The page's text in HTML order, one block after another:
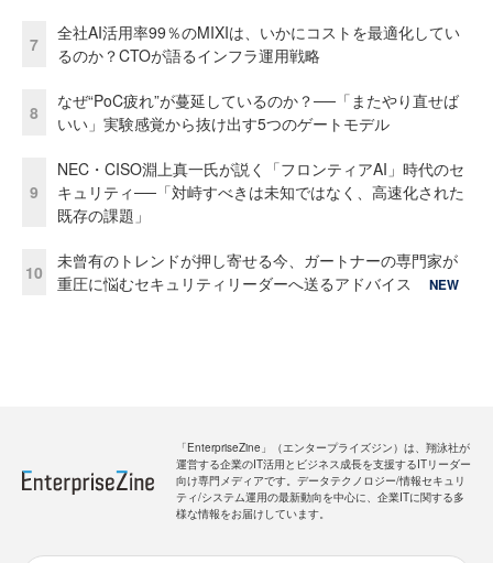
7
全社AI活用率99％のMIXIは、いかにコストを最適化してい
るのか？CTOが語るインフラ運用戦略
8
なぜ“PoC疲れ”が蔓延しているのか？──「またやり直せば
いい」実験感覚から抜け出す5つのゲートモデル
9
NEC・CISO淵上真一氏が説く「フロンティアAI」時代のセ
キュリティ──「対峙すべきは未知ではなく、高速化された
既存の課題」
10
未曾有のトレンドが押し寄せる今、ガートナーの専門家が
重圧に悩むセキュリティリーダーへ送るアドバイス
NEW
「EnterpriseZine」（エンタープライズジン）は、翔泳社が
運営する企業のIT活用とビジネス成長を支援するITリーダー
向け専門メディアです。データテクノロジー/情報セキュリ
ティ/システム運用の最新動向を中心に、企業ITに関する多
様な情報をお届けしています。